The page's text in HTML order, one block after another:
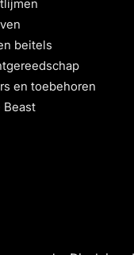
beitels
en toebehoren
Beast